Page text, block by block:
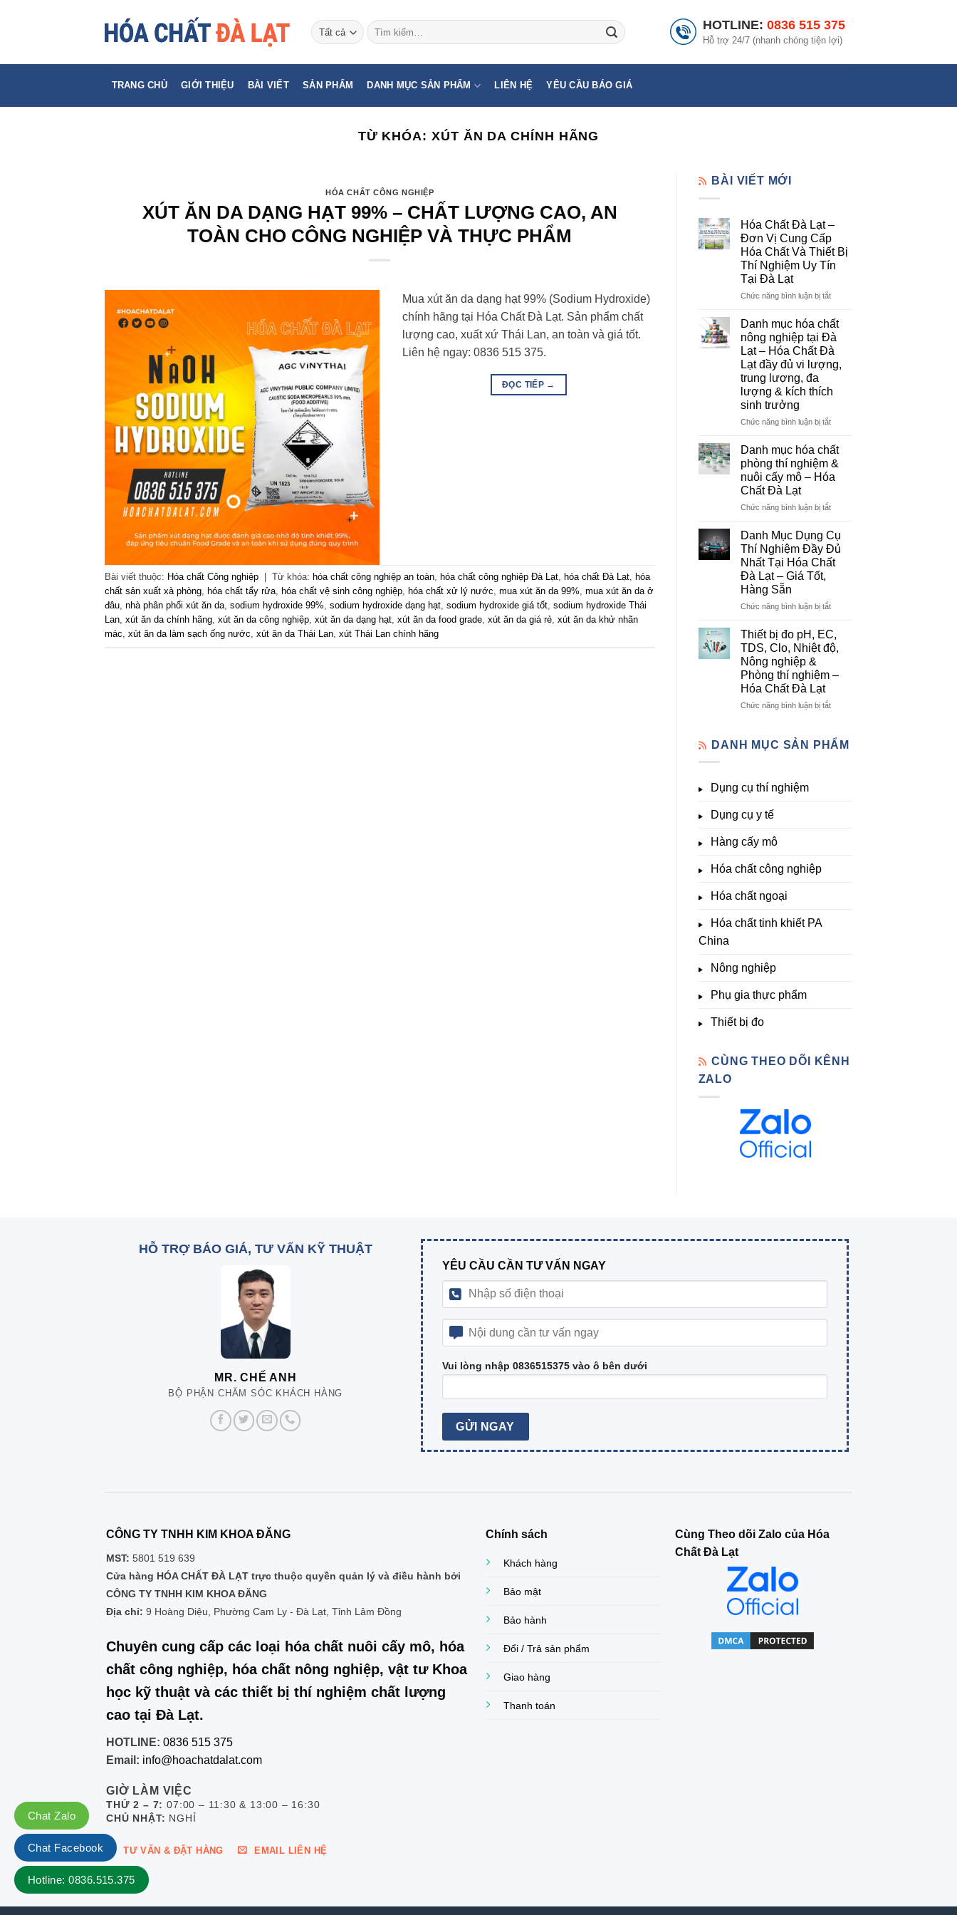
Chat Zalo
Chat Facebook
Hotline: 0836.515.375
Tìm
kiếm:
HOTLINE: 0836 515 375
Hỗ trợ 24/7 (nhanh chóng tiện lợi)
TRANG CHỦ GIỚI THIỆU BÀI VIẾT SẢN PHẨM DANH MỤC SẢN PHẨM LIÊN HỆ YÊU CẦU BÁO GIÁ
TỪ KHÓA: XÚT ĂN DA CHÍNH HÃNG
HÓA CHẤT CÔNG NGHIỆP
XÚT ĂN DA DẠNG HẠT 99% – CHẤT LƯỢNG CAO, AN
TOÀN CHO CÔNG NGHIỆP VÀ THỰC PHẨM
Mua xút ăn da dạng hạt 99% (Sodium Hydroxide)
chính hãng tại Hóa Chất Đà Lạt. Sản phẩm chất
lượng cao, xuất xứ Thái Lan, an toàn và giá tốt.
Liên hệ ngay: 0836 515 375.
ĐỌC TIẾP →
Bài viết thuộc: Hóa chất Công nghiệp Từ khóa: hóa chất công nghiệp an toàn, hóa chất công nghiệp Đà Lạt, hóa chất Đà Lạt, hóa
chất sản xuất xà phòng, hóa chất tẩy rửa, hóa chất vệ sinh công nghiệp, hóa chất xử lý nước, mua xút ăn da 99%, mua xút ăn da ở
đâu, nhà phân phối xút ăn da, sodium hydroxide 99%, sodium hydroxide dạng hạt, sodium hydroxide giá tốt, sodium hydroxide Thái
Lan, xút ăn da chính hãng, xút ăn da công nghiệp, xút ăn da dạng hạt, xút ăn da food grade, xút ăn da giá rẻ, xút ăn da khử nhãn
mác, xút ăn da làm sạch ống nước, xút ăn da Thái Lan, xút Thái Lan chính hãng
BÀI VIẾT MỚI
Hóa Chất Đà Lạt –
Đơn Vị Cung Cấp
Hóa Chất Và Thiết Bị
Thí Nghiệm Uy Tín
Tại Đà Lạt
Chức năng bình luận bị tắtở
Chất
Đà
Lạt
–
Đơn
Cung
Thiết
Bị
Thí
Tín
Đà
Lạt
Danh mục hóa chất
nông nghiệp tại Đà
Lạt – Hóa Chất Đà
Lạt đầy đủ vi lượng,
trung lượng, đa
lượng & kích thích
sinh trưởng
Chức năng bình luận bị tắtở
mục
chất
nông
tại
Lạt
–
Hóa
Chất
đầy
lượng,
trung
đa
sinh
trưởng
Danh mục hóa chất
phòng thí nghiệm &
nuôi cấy mô – Hóa
Chất Đà Lạt
Chức năng bình luận bị tắtở
mục
hóa
chất
phòng
&
mô
–
Chất
Danh Mục Dụng Cụ
Thí Nghiệm Đầy Đủ
Nhất Tại Hóa Chất
Đà Lạt – Giá Tốt,
Hàng Sẵn
Chức năng bình luận bị tắtở
Mục
Dụng
Cụ
Nghiệm
Đủ
Hóa
Chất
Thiết bị đo pH, EC,
TDS, Clo, Nhiệt độ,
Nông nghiệp &
Phòng thí nghiệm –
Hóa Chất Đà Lạt
Chức năng bình luận bị tắtở
đo
DANH MỤC SẢN PHẨM
Dụng cụ thí nghiệm
Dụng cụ y tế
Hàng cấy mô
Hóa chất công nghiệp
Hóa chất ngoại
Hóa chất tinh khiết PA
China
Nông nghiệp
Phụ gia thực phẩm
Thiết bị đo
CÙNG THEO DÕI KÊNH
ZALO
HỖ TRỢ BÁO GIÁ, TƯ VẤN KỸ THUẬT
MR. CHẾ ANH
BỘ PHẬN CHĂM SÓC KHÁCH HÀNG
YÊU CẦU CẦN TƯ VẤN NGAY
Vui lòng nhập 0836515375 vào ô bên dưới
CÔNG TY TNHH KIM KHOA ĐĂNG
MST: 5801 519 639
Cửa hàng HÓA CHẤT ĐÀ LẠT trực thuộc quyền quản lý và điều hành bởi
CÔNG TY TNHH KIM KHOA ĐĂNG
Địa chỉ: 9 Hoàng Diệu, Phường Cam Ly - Đà Lạt, Tỉnh Lâm Đồng
Chuyên cung cấp các loại hóa chất nuôi cấy mô, hóa
chất công nghiệp, hóa chất nông nghiệp, vật tư Khoa
học kỹ thuật và các thiết bị thí nghiệm chất lượng
cao tại Đà Lạt.
HOTLINE: 0836 515 375
Email: info@hoachatdalat.com
GIỜ LÀM VIỆC
THỨ 2 – 7:07:00 – 11:30 & 13:00 – 16:30
CHỦ NHẬT: NGHỈ
TƯ VẤN & ĐẶT HÀNG EMAIL LIÊN HỆ
Chính sách
Khách hàng
Bảo mật
Bảo hành
Đổi / Trả sản phẩm
Giao hàng
Thanh toán
Cùng Theo dõi Zalo của Hóa
Chất Đà Lạt